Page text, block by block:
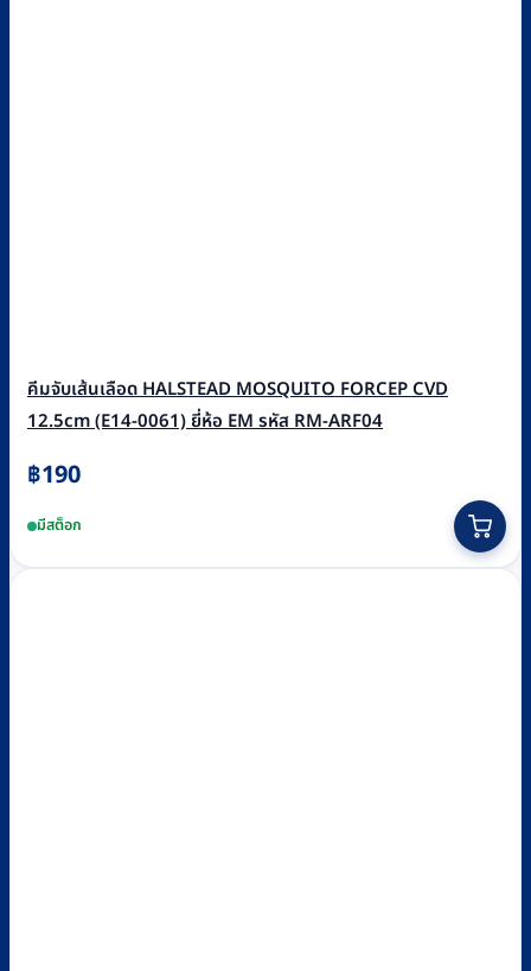
คีมจับเส้นเลือด HALSTEAD MOSQUITO FORCEP CVD
12.5cm (E14-0061) ยี่ห้อ EM รหัส RM-ARF04
฿190
มีสต็อก